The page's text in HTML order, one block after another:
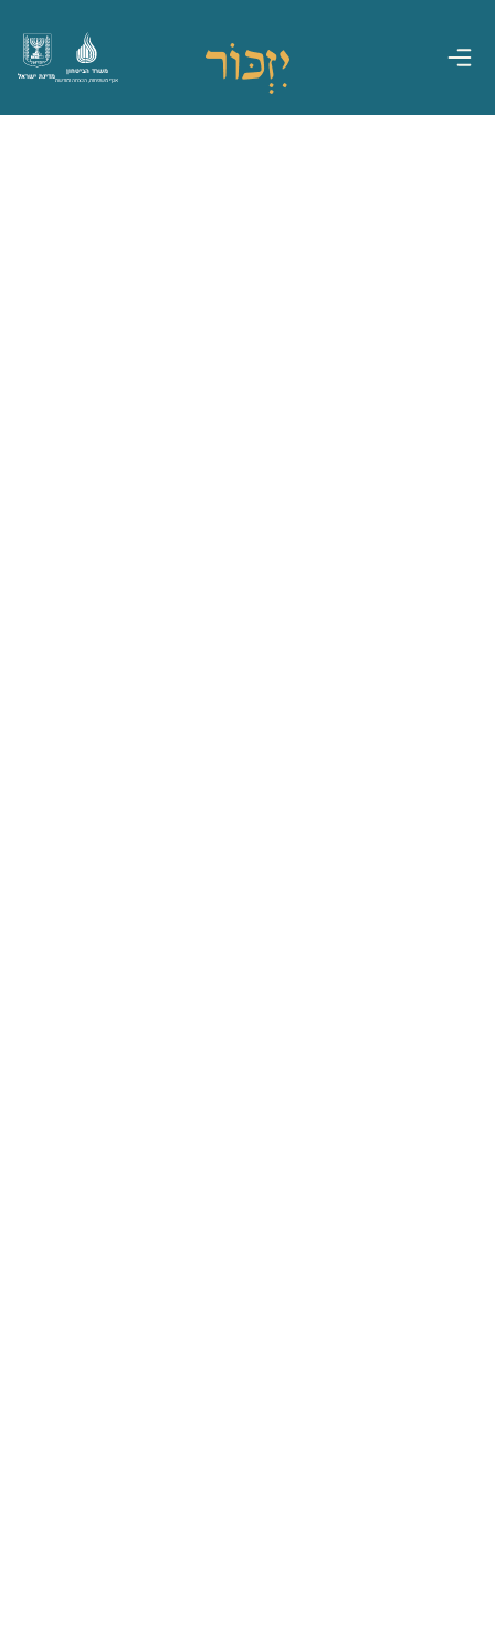
מדינת ישראל
משרד הביטחון
אגף משפחות, הנצחה ומורשת